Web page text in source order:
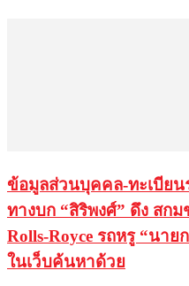
ข้อมูลส่วนบุคคล-ทะเบีย
ทางบก “สิริพงศ์” ดึง สก
Rolls-Royce รถหรู “นา
ในเว็บค้นหาด้วย